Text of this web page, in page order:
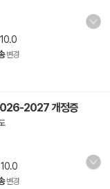
10.0
변경
2027 개정증
10.0
변경